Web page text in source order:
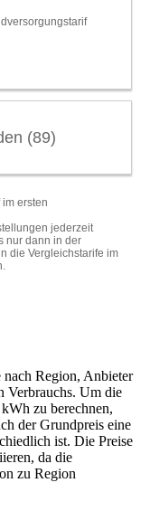
Region, Anbieter
Verbrauchs. Um die
zu berechnen,
der Grundpreis eine
ist. Die Preise
da die
zu Region